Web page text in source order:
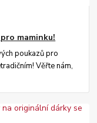
maminku!
poukazů pro
Věřte nám,